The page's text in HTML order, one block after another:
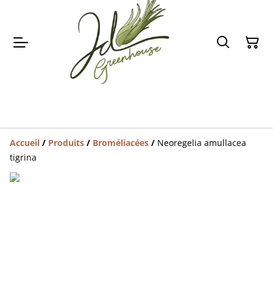
Accueil / Produits / Broméliacées / Neoregelia amullacea
tigrina